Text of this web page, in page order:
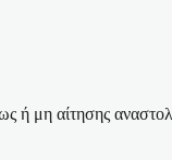
ή μη αίτησης